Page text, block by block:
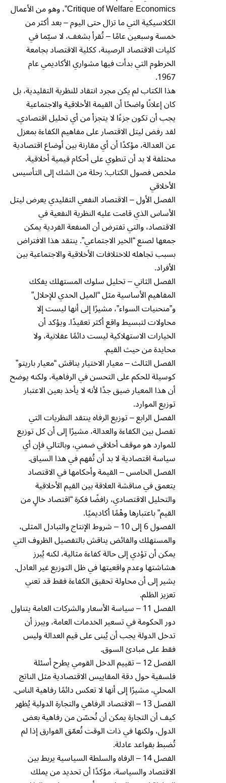
Critique of Welfare Economics”، وهو من الأعمال
الكلاسيكية التي ما تزال حتى اليوم – بعد أكثر من
خمسة وسبعين عامًا – تُقرأ بشغف، لا سيّما في
كليات الاقتصاد الرصينة، ككلية الاقتصاد بجامعة
الخرطوم التي بدأت فيها مشواري الأكاديمي عام
1967.
هذا الكتاب لم يكن مجرد انتقاد للنظرية التقليدية، بل
كان إعلانًا واضحًا أن القيمة الأخلاقية والاجتماعية
يجب أن تكون جزءًا لا يتجزأ من أي تحليل اقتصادي.
لقد رفض ليتل الاقتصار على مفاهيم الكفاءة بمعزل
عن العدالة، مؤكدًا أن أي مقارنة بين أوضاع اقتصادية
مختلفة لا بد أن تنطوي على أحكام قيمية أخلاقية.
ملخص فصول الكتاب: رحلة من الشك إلى التأسيس
الأخلاقي
الفصل الأول – الاقتصاد النفعي التقليدي يعرض ليتل
الأساس الذي قامت عليه النظرية النفعية في
الاقتصاد، والتي تفترض أن المنفعة الفردية يمكن
جمعها لصنع “الخير الاجتماعي”. ينتقد هذا الافتراض
بسبب تجاهله للاختلافات الأخلاقية والاجتماعية بين
الأفراد.
الفصل الثاني – تحليل سلوك المستهلك يفكك
المفاهيم الأساسية مثل “الميل الحدي للإحلال”
و”منحنيات السواء”، مشيرًا إلى أنها ليست إلا
محاولات لتبسيط واقع أكثر تعقيدًا. ويؤكد أن
الخيارات الاستهلاكية ليست دائمًا عقلانية، ولا
محايدة من حيث القيم.
الفصل الثالث – معيار الاختيار يناقش “معيار باريتو”
كوسيلة للحكم على التحسن في الرفاهية، ولكنه يوضح
أن هذا المعيار ضيق جدًا لأنه لا يأخذ بعين الاعتبار
توزيع الموارد.
الفصل الرابع – توزيع الرفاه ينتقد النظريات التي
تفصل بين الكفاءة والعدالة، مشيرًا إلى أن كل توزيع
للموارد هو موقف أخلاقي ضمني، وبالتالي فإن أي
سياسة اقتصادية لا بد أن تُفهم في هذا السياق.
الفصل الخامس – القيمة وأحكامها في الاقتصاد
يتعمق في مناقشة العلاقة بين القيم الأخلاقية
والتحليل الاقتصادي، رافضًا فكرة “اقتصاد خالٍ من
القيم” باعتبارها وهْمًا أكاديميًا.
الفصول 6 إلى 10 – شروط الإنتاج والتبادل المثلى،
والمستهلك والفائض يناقش بالتفصيل الظروف التي
يمكن أن تؤدي إلى حالة كفاءة مثالية، لكنه يُبرز
هشاشتها وعدم واقعيتها في ظل التوزيع غير العادل.
يشير إلى أن محاولة تحقيق الكفاءة فقط قد تعني
تعزيز الظلم.
الفصل 11 – سياسة الأسعار والشركات العامة يتناول
دور الحكومة في تسعير الخدمات العامة، ويبرز أن
تدخل الدولة يجب أن يُبنى على قيم العدالة وليس
فقط على مبادئ السوق.
الفصل 12 – تقييم الدخل القومي يطرح أسئلة
فلسفية حول دقة المقاييس الاقتصادية مثل الناتج
المحلي، مشيرًا إلى أنها لا تعكس دائمًا رفاهية الناس.
الفصل 13 – الاقتصاد الرفاهي والتجارة الدولية يُظهر
كيف أن التجارة يمكن أن تُحسّن من رفاهية بعض
الدول، ولكنها في ذات الوقت تُعمّق الفوارق إذا لم
تُضبط بقواعد عادلة.
الفصل 14 – الرفاه والسلطة السياسية يربط بين
الاقتصاد والسياسة، مؤكدًا أن تحديد من يملك